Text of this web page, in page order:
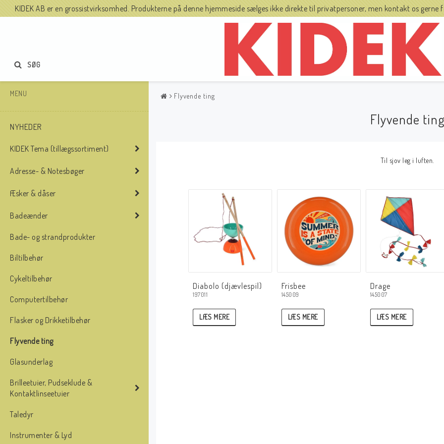
KIDEK AB er en grossistvirksomhed. Produkterne på denne hjemmeside sælges ikke direkte til privatpersoner, men kontakt os
SØG
MENU
NYHEDER
KIDEK Tema (tillægssortiment)
Adresse- & Notesbøger
Æsker & dåser
Badeænder
Bade- og strandprodukter
Biltilbehør
Cykeltilbehør
Computertilbehør
Flasker og Drikketilbehør
Flyvende ting
Glasunderlag
Brilleetuier, Pudseklude &
Kontaktlinseetuier
Taledyr
Instrumenter & Lyd
Flyvende ting
Flyvende
Til sjov leg i luften.
Diabolo (djævlespil)
197011
LÆS MERE
Frisbee
145009
LÆS MERE
Drage
145007
LÆS MERE